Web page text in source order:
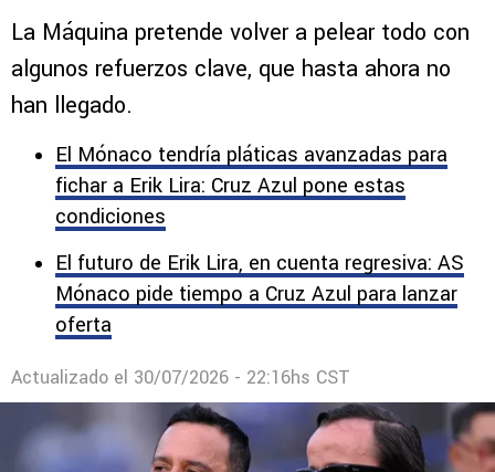
La Máquina pretende volver a pelear todo con
algunos refuerzos clave, que hasta ahora no
han llegado.
El Mónaco tendría pláticas avanzadas para
fichar a Erik Lira: Cruz Azul pone estas
condiciones
El futuro de Erik Lira, en cuenta regresiva: AS
Mónaco pide tiempo a Cruz Azul para lanzar
oferta
Actualizado el 30/07/2026 - 22:16hs CST